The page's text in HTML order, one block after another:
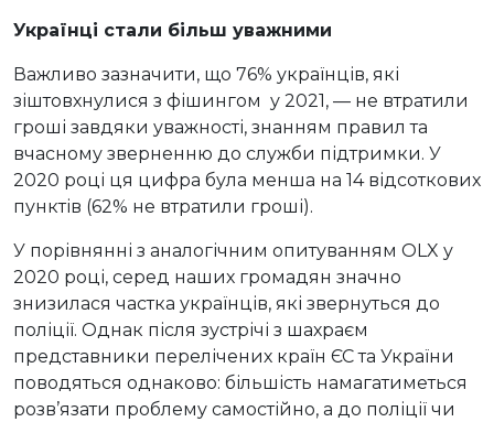
Українці стали більш уважними
Важливо зазначити, що 76% українців, які
зіштовхнулися з фішингом у 2021, — не втратили
гроші завдяки уважності, знанням правил та
вчасному зверненню до служби підтримки. У
2020 році ця цифра була менша на 14 відсоткових
пунктів (62% не втратили гроші).
У порівнянні з аналогічним опитуванням OLX у
2020 році, серед наших громадян значно
знизилася частка українців, які звернуться до
поліції. Однак після зустрічі з шахраєм
представники перелічених країн ЄС та України
поводяться однаково: більшість намагатиметься
розв’язати проблему самостійно, а до поліції чи